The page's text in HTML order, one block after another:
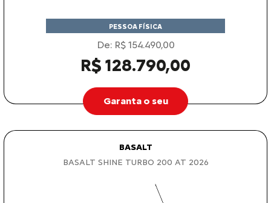
PESSOA FÍSICA
De: R$ 154.490,00
R$ 128.790,00
Garanta o seu
BASALT
BASALT SHINE TURBO 200 AT 2026